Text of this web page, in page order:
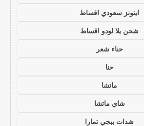
ايتونز سعودي اقساط
شحن يلا لودو اقساط
حناء شعر
حنا
ماتشا
شاي ماتشا
شدات ببجي تمارا